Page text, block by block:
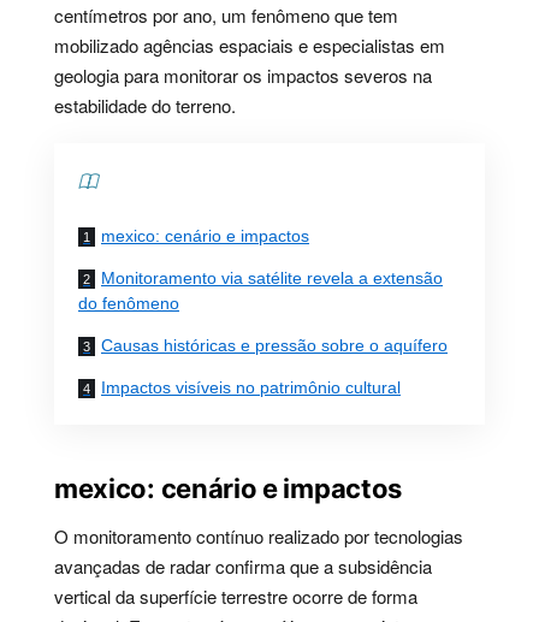
centímetros por ano, um fenômeno que tem
mobilizado agências espaciais e especialistas em
geologia para monitorar os impactos severos na
estabilidade do terreno.
mexico: cenário e impactos
Monitoramento via satélite revela a extensão
do fenômeno
Causas históricas e pressão sobre o aquífero
Impactos visíveis no patrimônio cultural
mexico: cenário e impactos
O monitoramento contínuo realizado por tecnologias
avançadas de radar confirma que a subsidência
vertical da superfície terrestre ocorre de forma